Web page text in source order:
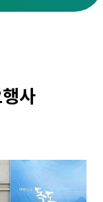
사